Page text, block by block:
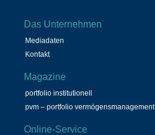
Das Unternehmen
Mediadaten
Kontakt
Magazine
portfolio institutionell
pvm – portfolio vermögensmanagement
Online-Service